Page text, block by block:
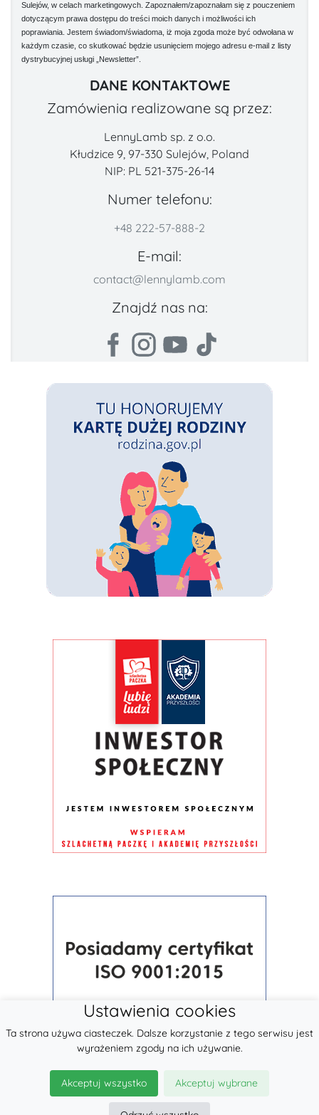
Sulejów, w celach marketingowych. Zapoznałem/zapoznałam się z pouczeniem
dotyczącym prawa dostępu do treści moich danych i możliwości ich
poprawiania. Jestem świadom/świadoma, iż moja zgoda może być odwołana w
każdym czasie, co skutkować będzie usunięciem mojego adresu e-mail z listy
dystrybucyjnej usługi „Newsletter”.
DANE KONTAKTOWE
Zamówienia realizowane są przez:
LennyLamb sp. z o.o.
Kłudzice 9, 97-330 Sulejów, Poland
NIP: PL 521-375-26-14
Numer telefonu:
+48 222-57-888-2
E-mail:
contact@lennylamb.com
Znajdź nas na:
Ustawienia cookies
Ta strona używa ciasteczek. Dalsze korzystanie z tego serwisu jest
wyrażeniem zgody na ich używanie.
Akceptuj wszystko Akceptuj wybrane